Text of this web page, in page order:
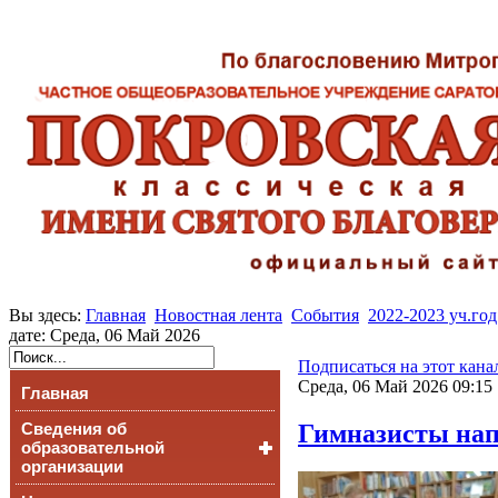
Вы здесь: Главная Новостная лента События 2022-2023 уч.год
дате: Среда, 06 Май 2026
Главная
Сведения об
образовательной
организации
Подписаться на этот
Среда, 06 Май 2026 09:15
Гимназисты